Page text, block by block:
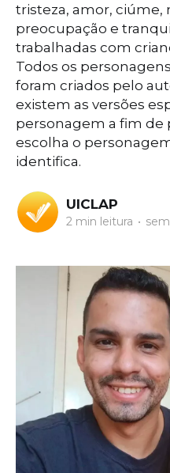
tristeza, amor, ciúme,
preocupação e
trabalhadas com
Todos os
foram criados pelo
existem as versões
personagem a fim de
escolha o
identifica.
UICLAP
2 min leitura •